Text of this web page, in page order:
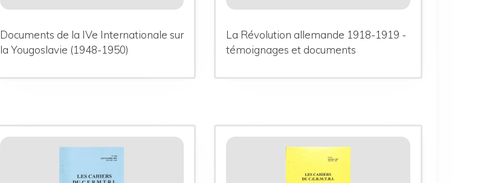
Documents de la IVe Internationale sur
la Yougoslavie (1948-1950)
La Révolution allemande 1918-1919 -
témoignages et documents